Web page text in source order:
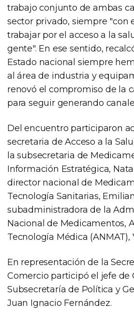
trabajo conjunto de ambas
sector privado, siempre "con
trabajar por el acceso a la
gente". En ese sentido,
Estado nacional siempre
al área de industria y
renovó el compromiso de la
para seguir generando
Del encuentro participaron
secretaria de Acceso a la
la subsecretaria de
Información Estratégica,
director nacional de
Tecnología Sanitarias,
subadministradora de la
Nacional de Medicamentos,
Tecnología Médica (ANMAT),
En representación de la
Comercio participó el jefe de
Subsecretaría de Política y
Juan Ignacio Fernández.